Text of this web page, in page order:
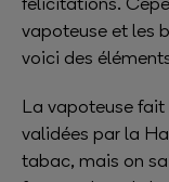
vapoteuse et les
voici des
La vapoteuse
validées par la
tabac, mais on